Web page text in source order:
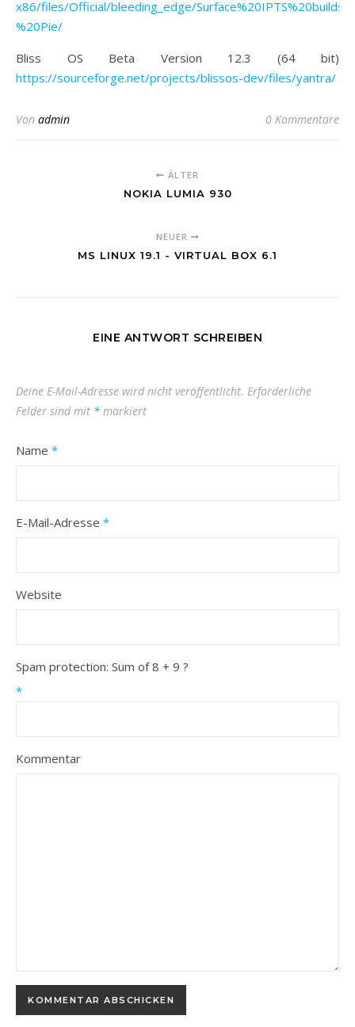
x86/files/Official/bleeding_edge/
%20Pie/
Bliss OS Beta Version 12.3 (64 bit)
https://sourceforge.net/projects/blissos-dev/files/yantra/
Von admin 0 Kommentare
ÄLTER
NOKIA LUMIA 930
NEUER
MS LINUX 19.1 - VIRTUAL BOX 6.1
EINE ANTWORT SCHREIBEN
Deine E-Mail-Adresse wird nicht veröffentlicht. Erforderliche
Felder sind mit * markiert
Name *
E-Mail-Adresse *
Website
Spam protection: Sum of 8 + 9 ?
*
Kommentar